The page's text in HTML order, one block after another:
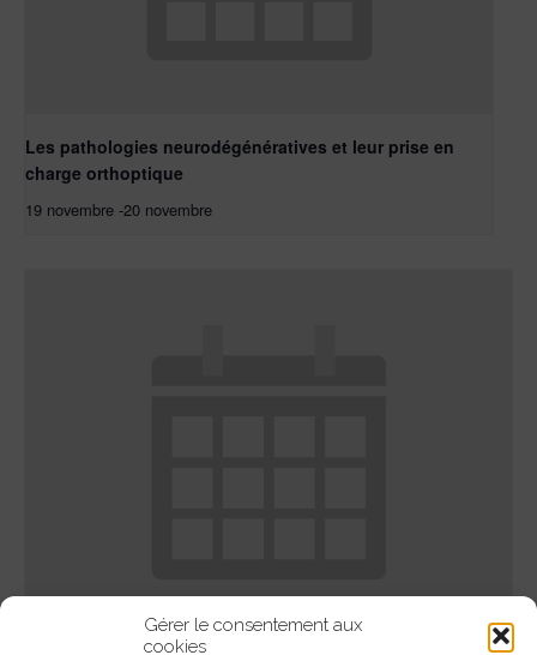
Gérer le consentement aux
cookies
Les pathologies neurodégénératives et leur prise en
charge orthoptique
19 novembre -20 novembre